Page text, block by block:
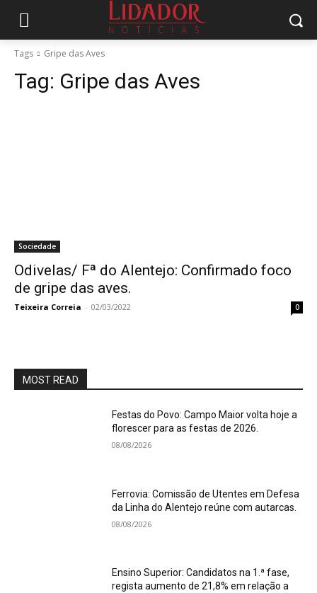
Tags Gripe das Aves
Tag: Gripe das Aves
Sociedade
Odivelas/ Fª do Alentejo: Confirmado foco
de gripe das aves.
Teixeira Correia - 02/03/2022 0
MOST READ
Festas do Povo: Campo Maior volta hoje a
florescer para as festas de 2026.
08/08/2026
Ferrovia: Comissão de Utentes em Defesa
da Linha do Alentejo reúne com autarcas.
08/08/2026
Ensino Superior: Candidatos na 1.ª fase,
regista aumento de 21,8% em relação a